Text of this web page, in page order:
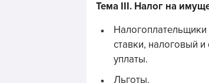
Тема III. Налог на
ставки, налоговый
уплаты.
Льготы.